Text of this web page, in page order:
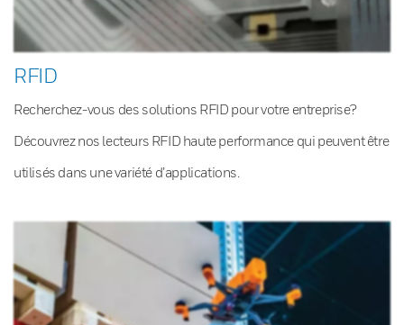
RFID
Recherchez-vous des solutions RFID pour votre entreprise?
Découvrez nos lecteurs RFID haute performance qui peuvent être
utilisés dans une variété d’applications.